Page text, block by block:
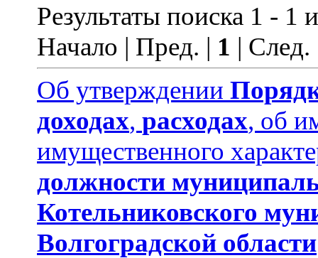
Результаты поиска 1 - 1
Начало | Пред. | 1 |
Об утверждении
доходах, расходах, об
имущественного
должности
Котельниковского
Волгоградской области